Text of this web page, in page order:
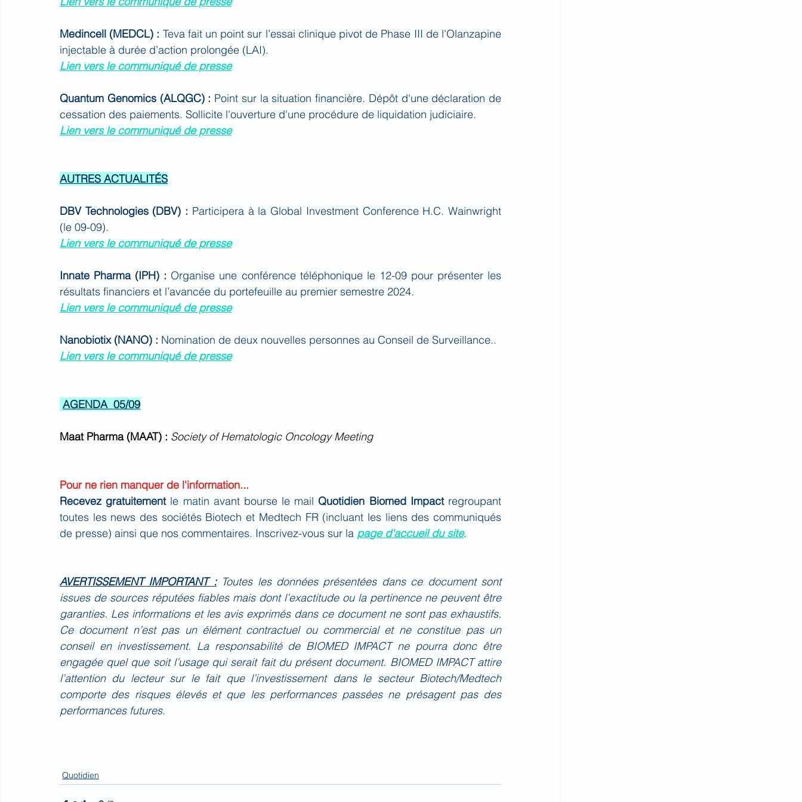
Medincell (MEDCL) : Teva fait un point sur l’essai clinique pivot de Phase III de l'Olanzapine
injectable à durée d’action prolongée (LAI).
Lien vers le communiqué de presse
Quantum Genomics (ALQGC) : Point sur la situation financière. Dépôt d'une déclaration de
cessation des paiements. Sollicite l'ouverture d'une procédure de liquidation judiciaire.
Lien vers le communiqué de presse
AUTRES ACTUALITÉS
DBV Technologies (DBV) : Participera à la Global Investment Conference H.C. Wainwright
(le 09-09).
Lien vers le communiqué de presse
Innate Pharma (IPH) : Organise une conférence téléphonique le 12-09 pour présenter les
résultats financiers et l’avancée du portefeuille au premier semestre 2024.
Lien vers le communiqué de presse
Nanobiotix (NANO) : Nomination de deux nouvelles personnes au Conseil de Surveillance..
Lien vers le communiqué de presse
AGENDA  05/09
Maat Pharma (MAAT) : Society of Hematologic Oncology Meeting
Pour ne rien manquer de l'information...
Recevez gratuitement le matin avant bourse le mail Quotidien Biomed Impact regroupant
toutes les news des sociétés Biotech et Medtech FR (incluant les liens des communiqués
de presse) ainsi que nos commentaires. Inscrivez-vous sur la page d'accueil du site.
AVERTISSEMENT IMPORTANT : Toutes les données présentées dans ce document sont
issues de sources réputées fiables mais dont l’exactitude ou la pertinence ne peuvent être
garanties. Les informations et les avis exprimés dans ce document ne sont pas exhaustifs.
Ce document n’est pas un élément contractuel ou commercial et ne constitue pas un
conseil en investissement. La responsabilité de BIOMED IMPACT ne pourra donc être
engagée quel que soit l’usage qui serait fait du présent document. BIOMED IMPACT attire
l’attention du lecteur sur le fait que l’investissement dans le secteur Biotech/Medtech
comporte des risques élevés et que les performances passées ne présagent pas des
performances futures.
Quotidien